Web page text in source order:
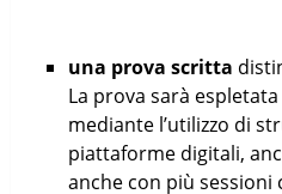
una prova scritta
La prova sarà
mediante l’utilizzo di
piattaforme digitali,
anche con più sessioni